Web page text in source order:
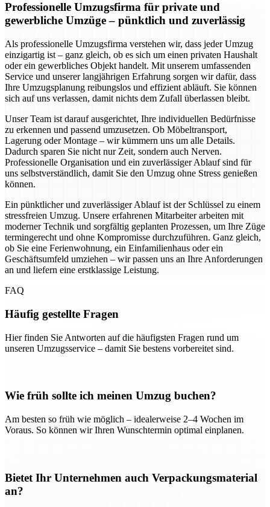
Professionelle Umzugsfirma für private und
gewerbliche Umzüge – pünktlich und zuverlässig
Als professionelle Umzugsfirma verstehen wir, dass jeder Umzug
einzigartig ist – ganz gleich, ob es sich um einen privaten Haushalt
oder ein gewerbliches Objekt handelt. Mit unserem umfassenden
Service und unserer langjährigen Erfahrung sorgen wir dafür, dass
Ihre Umzugsplanung reibungslos und effizient abläuft. Sie können
sich auf uns verlassen, damit nichts dem Zufall überlassen bleibt.
Unser Team ist darauf ausgerichtet, Ihre individuellen Bedürfnisse
zu erkennen und passend umzusetzen. Ob Möbeltransport,
Lagerung oder Montage – wir kümmern uns um alle Details.
Dadurch sparen Sie nicht nur Zeit, sondern auch Nerven.
Professionelle Organisation und ein zuverlässiger Ablauf sind für
uns selbstverständlich, damit Sie den Umzug ohne Stress genießen
können.
Ein pünktlicher und zuverlässiger Ablauf ist der Schlüssel zu einem
stressfreien Umzug. Unsere erfahrenen Mitarbeiter arbeiten mit
moderner Technik und sorgfältig geplanten Prozessen, um Ihre Züge
termingerecht und ohne Kompromisse durchzuführen. Ganz gleich,
ob Sie eine Ferienwohnung, ein Einfamilienhaus oder ein
Geschäftsumfeld umziehen – wir passen uns an Ihre Anforderungen
an und liefern eine erstklassige Leistung.
FAQ
Häufig gestellte Fragen
Hier finden Sie Antworten auf die häufigsten Fragen rund um
unseren Umzugsservice – damit Sie bestens vorbereitet sind.
Wie früh sollte ich meinen Umzug buchen?
Am besten so früh wie möglich – idealerweise 2–4 Wochen im
Voraus. So können wir Ihren Wunschtermin optimal einplanen.
Bietet Ihr Unternehmen auch Verpackungsmaterial
an?